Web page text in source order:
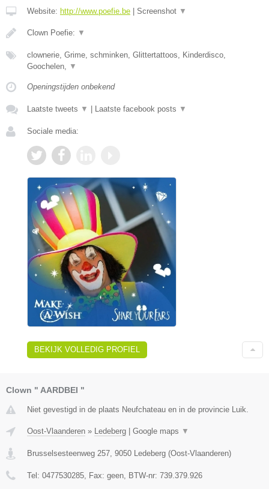
Website: http://www.poefie.be Screenshot ▼
Clown Poefie: ▼
clownerie, Grime, schminken, Glittertattoos, Kinderdisco,
Goochelen, ▼
Openingstijden onbekend
Laatste tweets ▼ Laatste facebook posts ▼
Sociale media:
BEKIJK VOLLEDIG PROFIEL
Clown " AARDBEI "
Niet gevestigd in de plaats Neufchateau en in de provincie Luik.
Oost-Vlaanderen » Ledeberg Google maps ▼
Brusselsesteenweg 257, 9050 Ledeberg (Oost-Vlaanderen)
Tel: 0477530285, Fax: geen, BTW-nr: 739.379.926